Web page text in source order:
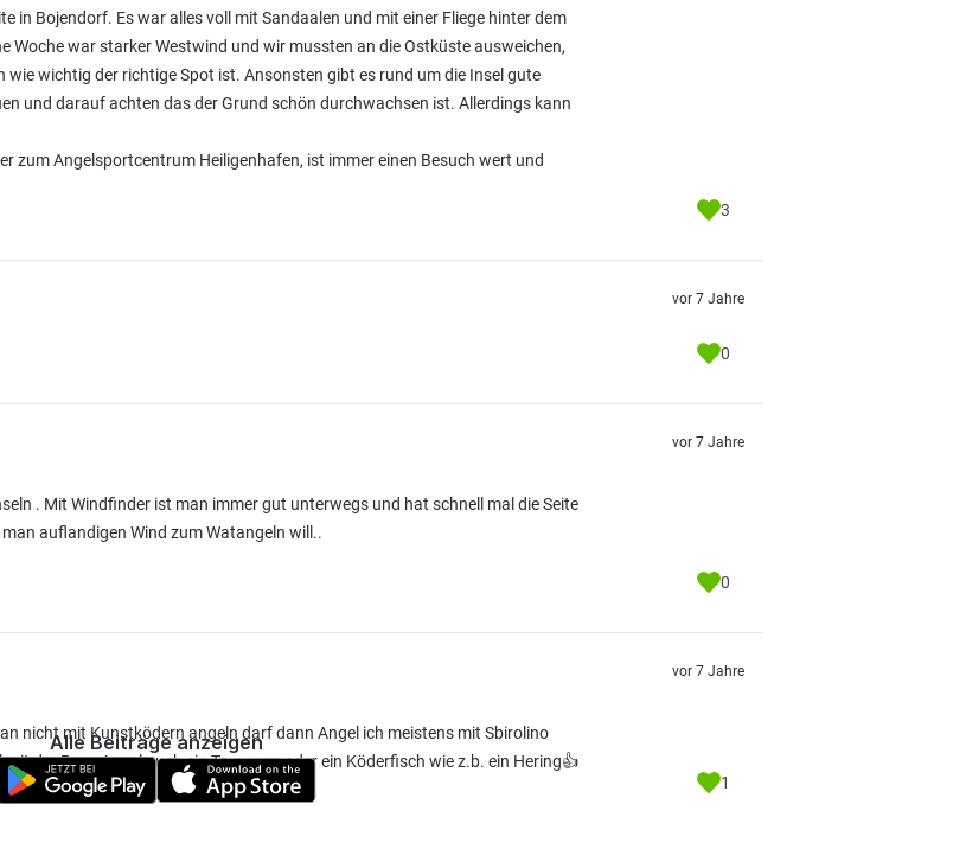
in Bojendorf. Es war alles voll mit Sandaalen und mit einer Fliege hinter dem
Woche war starker Westwind und wir mussten an die Ostküste ausweichen,
wichtig der richtige Spot ist. Ansonsten gibt es rund um die Insel gute
und darauf achten das der Grund schön durchwachsen ist. Allerdings kann
zum Angelsportcentrum Heiligenhafen, ist immer einen Besuch wert und
3
vor 7 Jahre
0
. Mit Windfinder ist man immer gut unterwegs und hat schnell mal die Seite
auflandigen Wind zum Watangeln will..
vor 7 Jahre
0
nicht mit Kunstködern angeln darf dann Angel ich meistens mit Sbirolino
der Pose Angel auch ein Tauwurm oder ein Köderfisch wie z.b. ein Hering👍
vor 7 Jahre
1
Alle Beiträge anzeigen